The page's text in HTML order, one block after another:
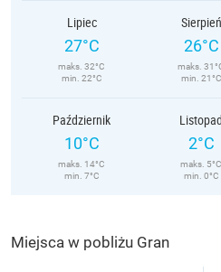
Lipiec
27°C
maks. 32°C
min. 22°C
Sierpień
26°C
maks.
min. 21°C
Październik
10°C
maks. 14°C
min. 7°C
Listopad
2°C
maks. 5°C
min. 0°C
Miejsca w pobliżu Gran